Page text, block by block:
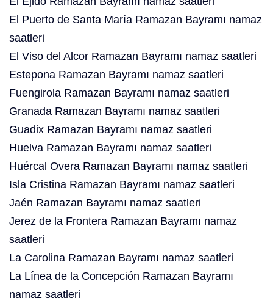
El Puerto de Santa María Ramazan Bayramı namaz
saatleri
El Viso del Alcor Ramazan Bayramı namaz saatleri
Estepona Ramazan Bayramı namaz saatleri
Fuengirola Ramazan Bayramı namaz saatleri
Granada Ramazan Bayramı namaz saatleri
Guadix Ramazan Bayramı namaz saatleri
Huelva Ramazan Bayramı namaz saatleri
Huércal Overa Ramazan Bayramı namaz saatleri
Isla Cristina Ramazan Bayramı namaz saatleri
Jaén Ramazan Bayramı namaz saatleri
Jerez de la Frontera Ramazan Bayramı namaz
saatleri
La Carolina Ramazan Bayramı namaz saatleri
La Línea de la Concepción Ramazan Bayramı
namaz saatleri